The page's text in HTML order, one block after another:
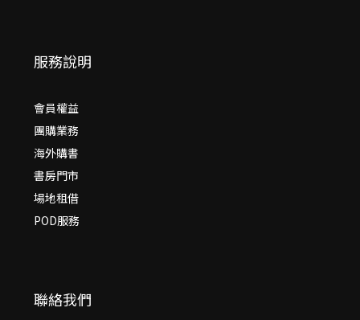
服務說明
會員權益
團購業務
海外購書
書房門市
場地租借
POD服務
聯絡我們